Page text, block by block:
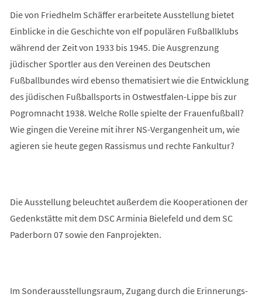
Die von Friedhelm Schäffer erarbeitete Ausstellung bietet
Einblicke in die Geschichte von elf populären Fußballklubs
während der Zeit von 1933 bis 1945. Die Ausgrenzung
jüdischer Sportler aus den Vereinen des Deutschen
Fußballbundes wird ebenso thematisiert wie die Entwicklung
des jüdischen Fußballsports in Ostwestfalen-Lippe bis zur
Pogromnacht 1938. Welche Rolle spielte der Frauenfußball?
Wie gingen die Vereine mit ihrer NS-Vergangenheit um, wie
agieren sie heute gegen Rassismus und rechte Fankultur?
Die Ausstellung beleuchtet außerdem die Kooperationen der
Gedenkstätte mit dem DSC Arminia Bielefeld und dem SC
Paderborn 07 sowie den Fanprojekten.
Im Sonderausstellungsraum, Zugang durch die Erinnerungs-